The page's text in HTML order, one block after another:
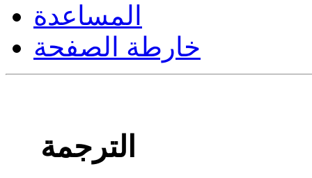
المساعدة
خارطة الصفحة
الترجمة